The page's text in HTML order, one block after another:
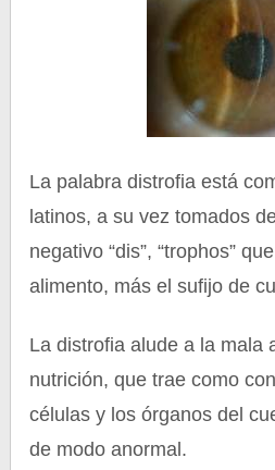
La palabra distrofia está
latinos, a su vez tomados
negativo “dis”, “trophos”
alimento, más el sufijo de
La distrofia alude a la mala
nutrición, que trae como
células y los órganos del
de modo anormal.